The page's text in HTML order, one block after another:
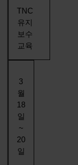
TNC
유지
보수
교육
3
월
18
일
~
20
일